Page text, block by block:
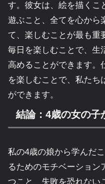
す。彼女は、絵を描くこ
遊ぶこと、全てを心から
て、楽しむことが最も重
毎日を楽しむことで、生
高めることができます。
を楽しむことで、私たち
ができます。
結論：4歳の女の子
私の4歳の娘から学んだ
るためのモチベーション
つこと、失敗を恐れない